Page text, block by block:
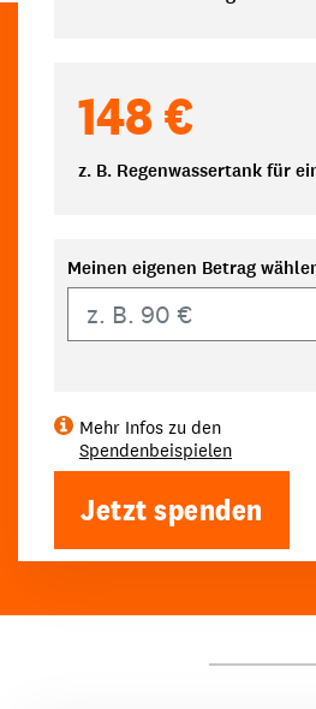
148 €
z. B. Regenwassertank für
Meinen eigenen Betrag
Mehr Infos zu den
Spendenbeispielen
Jetzt spenden